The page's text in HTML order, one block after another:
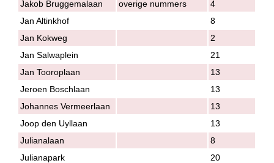
Jakob Bruggemalaan
overige nummers
4
Jan Altinkhof
8
Jan Kokweg
2
Jan Salwaplein
21
Jan Tooroplaan
13
Jeroen Boschlaan
13
Johannes Vermeerlaan
13
Joop den Uyllaan
13
Julianalaan
8
Julianapark
20